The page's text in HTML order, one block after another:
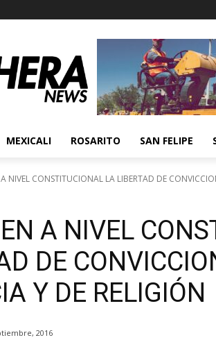
MEXICALI ROSARITO SAN FELIPE
NIVEL CONSTITUCIONAL LA LIBERTAD DE
A NIVEL
DE
Y DE RELIGIÓN
2016